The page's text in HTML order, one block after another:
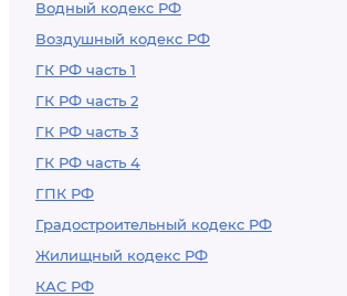
Водный кодекс РФ
Воздушный кодекс РФ
ГК РФ часть 1
ГК РФ часть 2
ГК РФ часть 3
ГК РФ часть 4
ГПК РФ
Градостроительный кодекс РФ
Жилищный кодекс РФ
КАС РФ